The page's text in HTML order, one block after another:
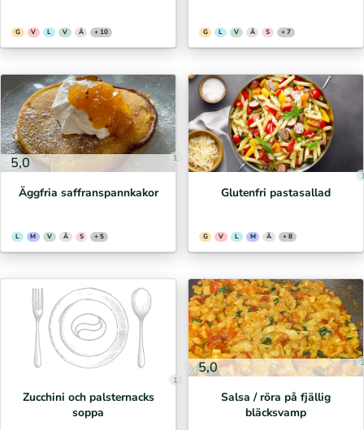
G V L V Ä + 10 G L V Ä S + 7
5,0 1
Äggfria saffranspannkakor
L M V Ä S + 5
Glutenfri pastasallad
G V L M Ä + 8
1
Zucchini och palsternacks
soppa
5,0
Salsa / röra på fjällig
bläcksvamp